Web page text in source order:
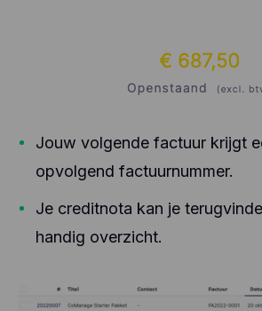
Jouw volgende factuur krijgt
opvolgend factuurnummer.
Je creditnota kan je
handig overzicht.